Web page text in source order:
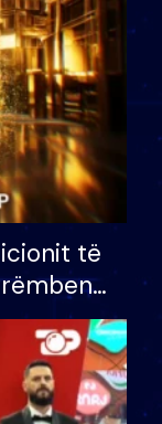
të
eurosh